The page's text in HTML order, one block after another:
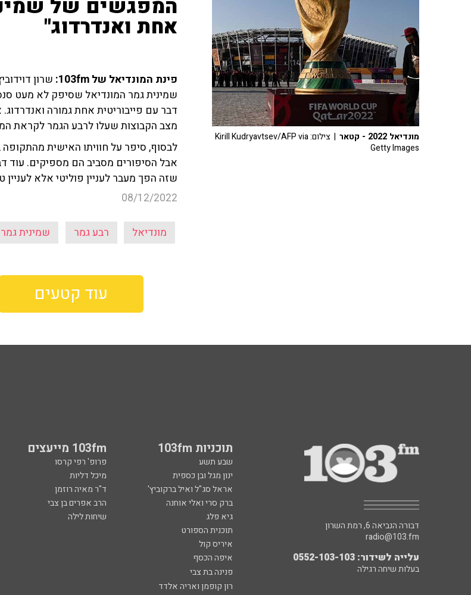
המפגשים של
אחת ואנדרדוג"
פינת המונדיאל של 103fm:
שרון
שמינית גמר המונדיאל שסיפק לא מעט
דבר עם פייבוריטית אחת גמורה
מצב הקבוצות שעלו לרבע הגמר לקראת
לבסוף, סיפר על חוויתו האישית מהתקופה
אבל הסיפורים מסביב הם מספיקים. עוד
שזה הפך מעבר לעניין פוליטי אלא לעניין
08/12/2022
מונדיאל רבע גמר שמינית גמר
מונדיאל 2022 - קטאר
| צילום: Kirill Kudryavtsev/AFP via
Getty Images
עוד קטעים
תוכניות 103fm 103fm מייעצים
שבע תשע פרופ' רפי קרסו
ינון מגל ובן כספית
מיכל דליות
אראל סג"ל ואיל ברקוביץ'
ד"ר מאיה רוזמן
ברק סרי ואלי אוחנה
הרב אפרים בן צבי
גיא פלג
שיחות לילה
תוכנית הספורט
איריס קול
איפה הכסף
פנינה בת צבי
רון קופמן ואריה אלדד
דבורה הנביאה 6, רמת השרון
radio@103.fm
עלייה לשידור: 0552-103-103
בעלות שיחה רגילה